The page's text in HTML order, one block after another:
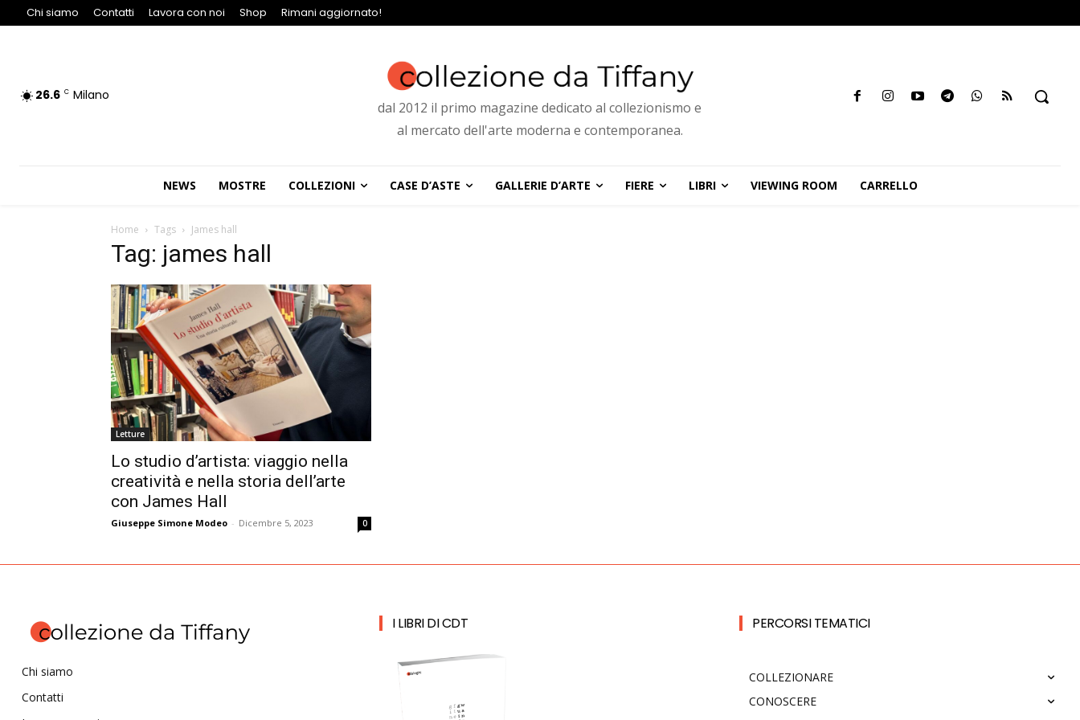
Chi siamo Contatti Lavora con noi Shop Rimani aggiornato!
26.6 C Milano
dal 2012 il primo magazine dedicato al collezionismo e
al mercato dell'arte moderna e contemporanea.
NEWS MOSTRE COLLEZIONI CASE D’ASTE GALLERIE D’ARTE FIERE LIBRI VIEWING ROOM CARRELLO
Home Tags James hall
Tag: james hall
Letture
Lo studio d’artista: viaggio nella
creatività e nella storia dell’arte
con James Hall
Giuseppe Simone Modeo - Dicembre 5, 2023 0
Chi siamo
Contatti
I LIBRI DI CDT PERCORSI TEMATICI
COLLEZIONARE
CONOSCERE